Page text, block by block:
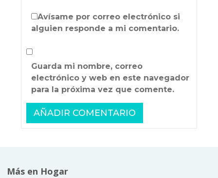
Avísame por correo electrónico si
alguien responde a mi comentario.
Guarda mi nombre, correo
electrónico y web en este navegador
para la próxima vez que comente.
Más en Hogar